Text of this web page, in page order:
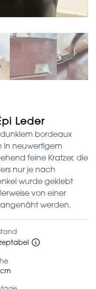
Leder
dunklem bordeaux
in neuwertigem
feine Kratzer, die
nur je nach
wurde geklebt
von einer
werden.